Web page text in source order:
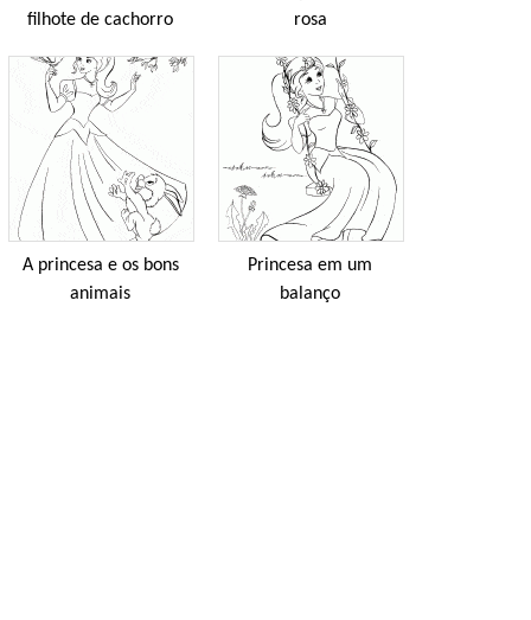
filhote de cachorro
rosa
A princesa e os bons
animais
Princesa em um
balanço